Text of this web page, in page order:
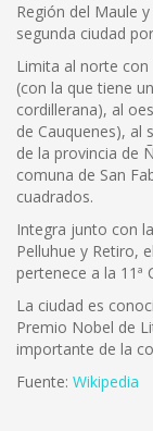
Región del Maule
segunda ciudad
Limita al norte con
(con la que tiene
cordillerana), al
de Cauquenes), al
de la provincia de
comuna de San
cuadrados.
Integra junto con
Pelluhue y Retiro,
pertenece a la 11ª
La ciudad es
Premio Nobel de
importante de la
Fuente: Wikipedia